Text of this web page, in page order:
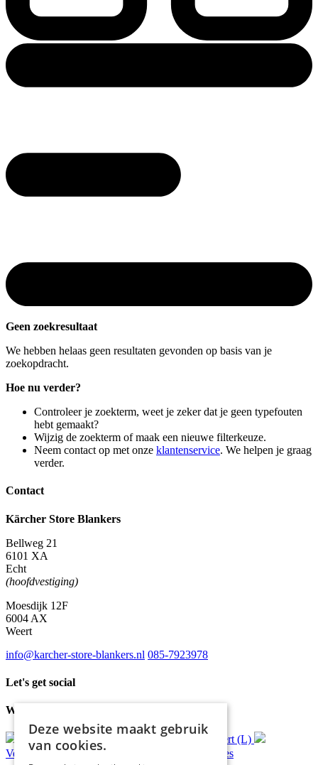
Geen zoekresultaat
We hebben helaas geen resultaten gevonden op basis van je
zoekopdracht.
Hoe nu verder?
Controleer je zoekterm, weet je zeker dat je geen typefouten
hebt gemaakt?
Wijzig de zoekterm of maak een nieuwe filterkeuze.
Neem contact op met onze klantenservice. We helpen je graag
verder.
Contact
Kärcher Store Blankers
Bellweg 21
6101 XA
Echt
(hoofdvestiging)
Moesdijk 12F
6004 AX
Weert
info@karcher-store-blankers.nl 085-7923978
Let's get social
Waar wij voor staan
bezorging*
Ophalen in Echt of Weert (L)
Verzonden binnen 48 uur* advies
Deze website maakt gebruik
van cookies.